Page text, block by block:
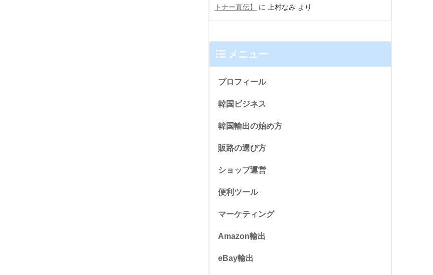
トナー直伝】
に 上村なみ より
メニュー
プロフィール
韓国ビジネス
韓国輸出の始め方
販路の選び方
ショップ運営
便利ツール
マーケティング
Amazon輸出
eBay輸出